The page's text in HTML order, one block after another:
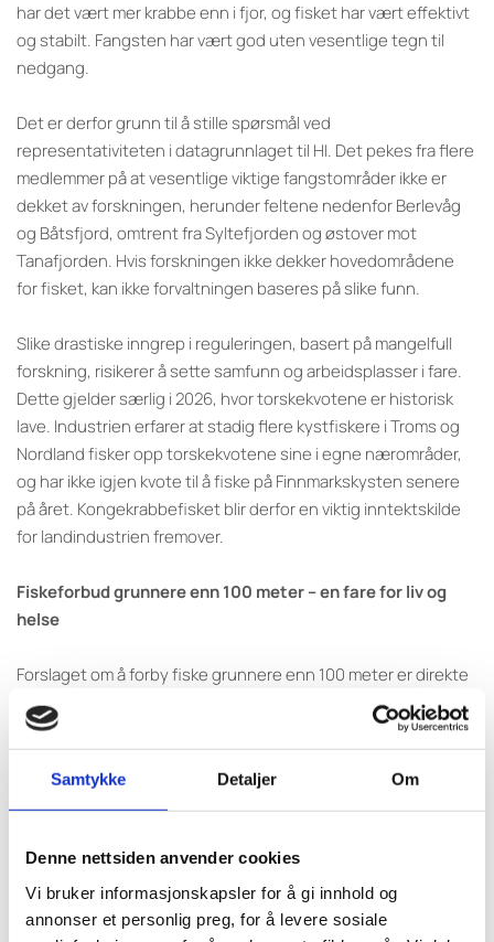
Samtykke Detaljer Om
Denne nettsiden anvender cookies
Vi bruker informasjonskapsler for å gi innhold og
annonser et personlig preg, for å levere sosiale
har det vært mer krabbe enn i fjor, og fisket har vært effektivt
og stabilt. Fangsten har vært god uten vesentlige tegn til
nedgang.
Det er derfor grunn til å stille spørsmål ved
representativiteten i datagrunnlaget til HI. Det pekes fra flere
medlemmer på at vesentlige viktige fangstområder ikke er
dekket av forskningen, herunder feltene nedenfor Berlevåg
og Båtsfjord, omtrent fra Syltefjorden og østover mot
Tanafjorden. Hvis forskningen ikke dekker hovedområdene
for fisket, kan ikke forvaltningen baseres på slike funn.
Slike drastiske inngrep i reguleringen, basert på mangelfull
forskning, risikerer å sette samfunn og arbeidsplasser i fare.
Dette gjelder særlig i 2026, hvor torskekvotene er historisk
lave. Industrien erfarer at stadig flere kystfiskere i Troms og
Nordland fisker opp torskekvotene sine i egne nærområder,
og har ikke igjen kvote til å fiske på Finnmarkskysten senere
på året. Kongekrabbefisket blir derfor en viktig inntektskilde
for landindustrien fremover.
Fiskeforbud grunnere enn 100 meter – en fare for liv og
helse
Forslaget om å forby fiske grunnere enn 100 meter er direkte
farlig. Dette rammer de minste og mest værutsatte fartøyene,
og tvinger dem ut på dypere vann i den mest krevende delen
av året. Dette tiltaket strider direkte mot nullvisjonen om
alvorlige ulykker og dødsfall til sjøs. Å tvinge små båter ut på
dypere vann under krevende vinterforhold setter liv og helse i
Større kongekrabber oppholder seg på grunnere vann i
denne perioden, mens mindre individer som går i skallskifte